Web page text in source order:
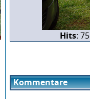
Hits: 75
Kommentare